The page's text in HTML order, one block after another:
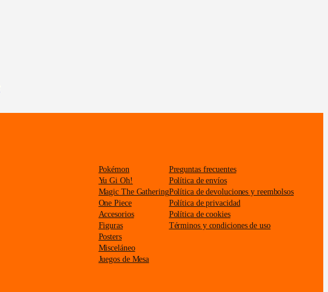
Pokémon
Yu Gi Oh!
Magic The Gathering
One Piece
Accesorios
Figuras
Posters
Misceláneo
Juegos de Mesa
Preguntas frecuentes
Política de envíos
Política de devoluciones y reembolsos
Política de privacidad
Política de cookies
Términos y condiciones de uso